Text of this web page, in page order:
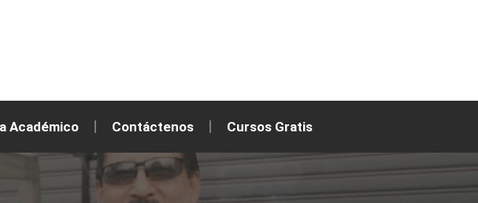
Académico Contáctenos Cursos Gratis